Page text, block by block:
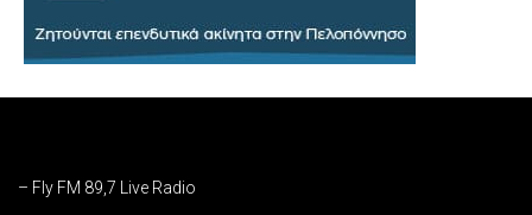
– Fly FM 89,7 Live Radio